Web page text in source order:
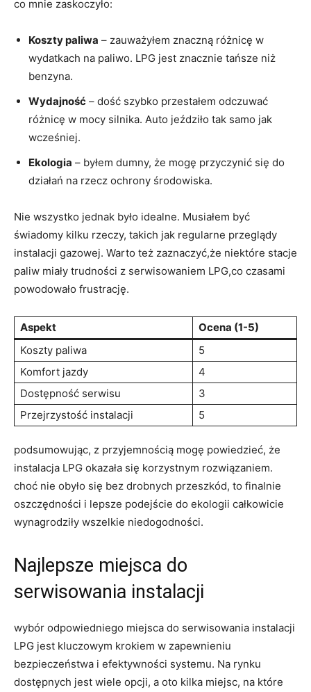
co mnie zaskoczyło:
Koszty paliwa – zauważyłem znaczną różnicę w
wydatkach na paliwo. LPG jest znacznie tańsze niż
benzyna.
Wydajność – dość szybko przestałem odczuwać
różnicę w mocy silnika. Auto jeździło tak samo jak
wcześniej.
Ekologia ⁤– byłem dumny, że mogę przyczynić się do
działań na rzecz ochrony środowiska.
Nie ‌wszystko ⁣jednak było idealne. Musiałem być
świadomy kilku rzeczy,​ takich jak regularne przeglądy
instalacji gazowej. Warto też zaznaczyć,że niektóre​ stacje
paliw miały trudności z serwisowaniem LPG,co czasami
powodowało frustrację.
Aspekt
Ocena (1-5)
Koszty paliwa
5
Komfort jazdy
4
Dostępność serwisu
3
Przejrzystość instalacji
5
podsumowując, z przyjemnością ⁤mogę powiedzieć, ⁤że
instalacja LPG okazała się korzystnym rozwiązaniem.
choć nie obyło się bez drobnych przeszkód, to finalnie
oszczędności i lepsze ​podejście do ekologii całkowicie
wynagrodziły wszelkie niedogodności.
Najlepsze miejsca do
serwisowania instalacji
wybór odpowiedniego miejsca do ‌serwisowania instalacji
LPG jest kluczowym krokiem ​w zapewnieniu
bezpieczeństwa i efektywności systemu. Na rynku
dostępnych jest wiele opcji, a oto kilka miejsc, na które